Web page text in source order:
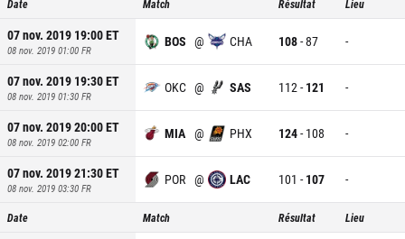
Date Match Résultat Lieu
07 nov. 2019 19:00ET
08 nov. 2019 01:00 FR
BOS @ CHA 108-87 -
07 nov. 2019 19:30ET
08 nov. 2019 01:30 FR
OKC @ SAS 112- 121 -
07 nov. 2019 20:00ET
08 nov. 2019 02:00 FR
MIA @ PHX 124- 108 -
07 nov. 2019 21:30ET
08 nov. 2019 03:30 FR
POR @ LAC 101 - 107 -
Date Match Résultat Lieu